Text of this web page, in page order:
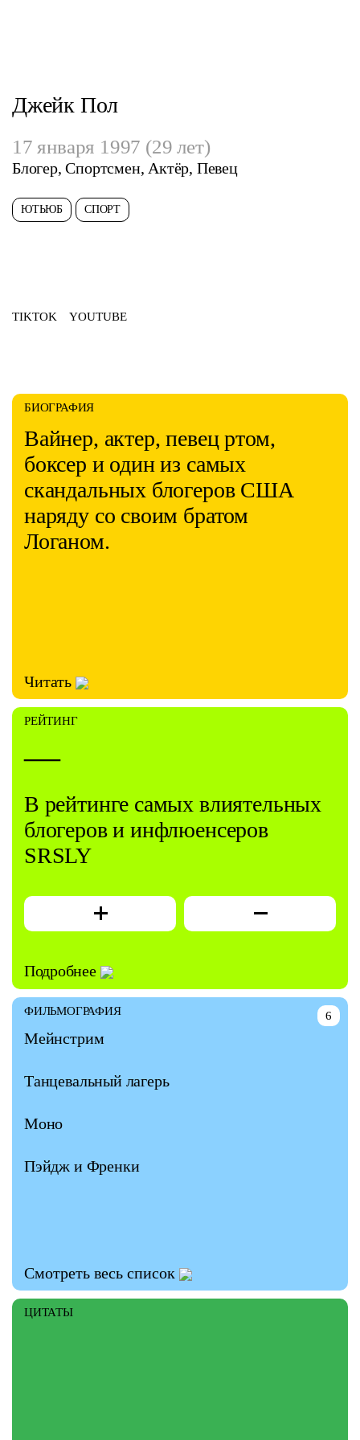
Джейк Пол
17 января 1997 (29 лет)
Блогер, Спортсмен, Актёр, Певец
ЮТЬЮБ СПОРТ
TIKTOK YOUTUBE
БИОГРАФИЯ
Вайнер, актер, певец ртом,
боксер и один из самых
скандальных блогеров США
наряду со своим братом
Логаном.
Читать
РЕЙТИНГ
—
В рейтинге самых влиятельных
блогеров и инфлюенсеров
SRSLY
Подробнее
6
ФИЛЬМОГРАФИЯ
Мейнстрим
Танцевальный лагерь
Моно
Пэйдж и Френки
Смотреть весь список
ЦИТАТЫ